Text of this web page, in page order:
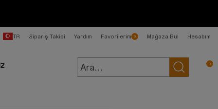
TR Sipariş Takibi Yardım Favorilerim 0 Mağaza Bul Hesabım
0